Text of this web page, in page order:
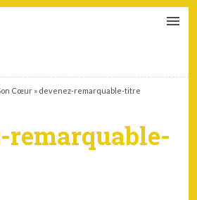
Cœur » devenez-remarquable-titre
remarquable-